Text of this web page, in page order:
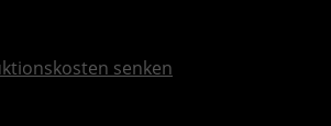
senken